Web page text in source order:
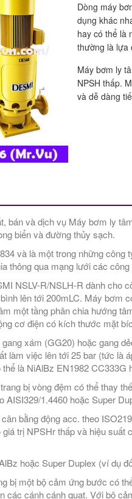
Dòng máy
dụng khác
hay có thể là
thường là lựa
Máy bơm ly
NPSH thấp.
và dễ dàng
bán và dịch vụ Máy bơm ly
biển và đường thủy sạch.
và là một trong những
thông qua mạng lưới các
NSLV-R/NSLH-R dành cho
lên tới 200mLC. Máy bơm
một tầng phân chia hướng
cơ điện có kích thước mặt
xám (GG20) hoặc gang
làm việc lên tới 25 bar (tức là
là NiAlBz EN1982 CC333G
bị vòng đệm có thể thay
AISI329/1.4460 hoặc Super
bằng động acc. theo
trị NPSHr thấp và hiệu
hoặc Super Duplex (ví dụ
bị một bộ cảm ứng bước có
các cánh cánh quạt. Với bộ